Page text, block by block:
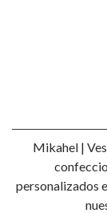
Mikahel |
personalizados